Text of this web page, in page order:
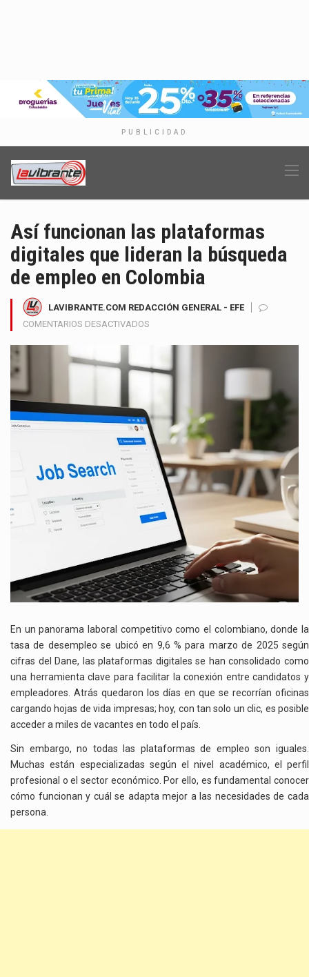
PUBLICIDAD
Así funcionan las plataformas
digitales que lideran la búsqueda
de empleo en Colombia
LAVIBRANTE.COM REDACCIÓN GENERAL - EFE
COMENTARIOS DESACTIVADOS
LAS
LIDERAN
LA
BÚSQUEDA
DE
EMPLEO
COLOMBIA
En un panorama laboral competitivo como el colombiano, donde la
tasa de desempleo se ubicó en 9,6 % para marzo de 2025 según
cifras del Dane, las plataformas digitales se han consolidado como
una herramienta clave para facilitar la conexión entre candidatos y
empleadores. Atrás quedaron los días en que se recorrían oficinas
cargando hojas de vida impresas; hoy, con tan solo un clic, es posible
acceder a miles de vacantes en todo el país.
Sin embargo, no todas las plataformas de empleo son iguales.
Muchas están especializadas según el nivel académico, el perfil
profesional o el sector económico. Por ello, es fundamental conocer
cómo funcionan y cuál se adapta mejor a las necesidades de cada
persona.